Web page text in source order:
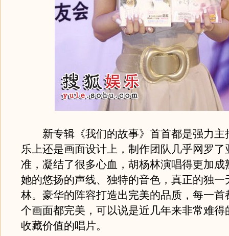
新专辑《我们的故事》首首都是强力主
乐上还是画面设计上，制作团队几乎网罗了
准，凝结了很多心血，胡杨林演唱得更加成
她的悠扬的声线、独特的音色，真正的独一
林。豪华的阵容打造出完美的品质，每一首
个画面都完美，可以说是近几年来非常难得
收藏价值的唱片。